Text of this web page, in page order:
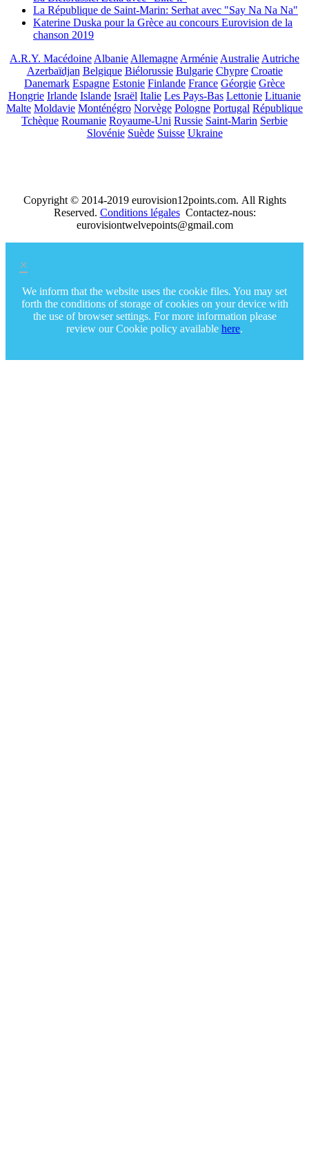
La République de Saint-Marin: Serhat avec "Say Na Na Na"
Katerine Duska pour la Grèce au concours Eurovision de la
chanson 2019
A.R.Y. MacédoineAlbanieAllemagneArménieAustralieAutriche
Azerbaïdjan Belgique Biélorussie Bulgarie Chypre Croatie
Danemark Espagne Estonie Finlande France Géorgie Grèce
Hongrie Irlande Islande Israël Italie Les Pays-Bas Lettonie Lituanie
Malte Moldavie Monténégro Norvège Pologne Portugal République
Tchèque Roumanie Royaume-Uni Russie Saint-Marin Serbie
Slovénie Suède Suisse Ukraine
Copyright © 2014-2019 eurovision12points.com. All Rights
Reserved. Conditions légalesContactez-nous:
eurovisiontwelvepoints@gmail.com
×
We inform that the website uses the cookie files. You may set
forth the conditions of storage of cookies on your device with
the use of browser settings. For more information please
review our Cookie policy available here.